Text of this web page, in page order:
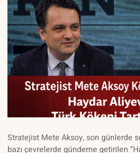
Stratejist Mete Aksoy, son günlerde
bazı çevrelerde gündeme getirilen